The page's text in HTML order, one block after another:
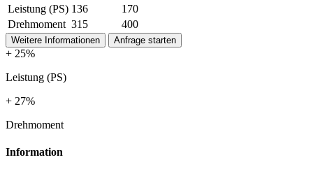
Leistung (PS) 136
170
Drehmoment 315 400
Weitere Informationen Anfrage starten
+ 25%
Leistung (PS)
+ 27%
Drehmoment
Information